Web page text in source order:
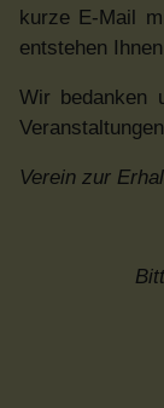
kurze E-Mail
entstehen
Wir bedanken
Verein zur